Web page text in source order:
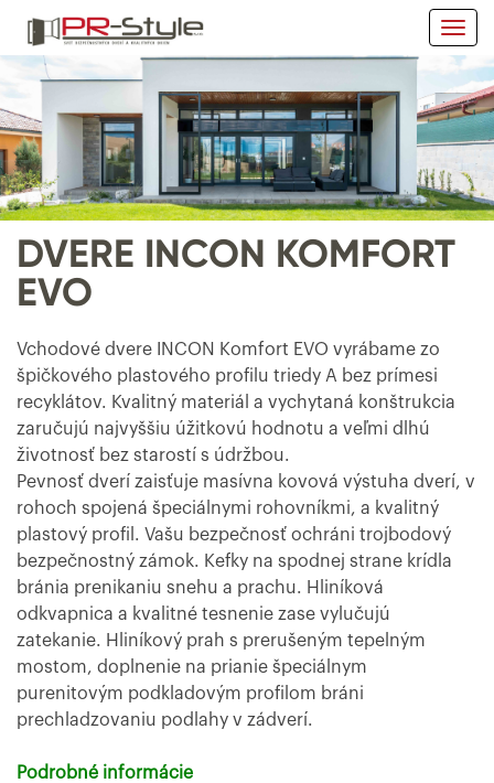
DVERE INCON KOMFORT
EVO
Vchodové dvere INCON Komfort EVO vyrábame zo
špičkového plastového profilu triedy A bez prímesi
recyklátov. Kvalitný materiál a vychytaná konštrukcia
zaručujú najvyššiu úžitkovú hodnotu a veľmi dlhú
životnosť bez starostí s údržbou.
Pevnosť dverí zaisťuje masívna kovová výstuha dverí, v
rohoch spojená špeciálnymi rohovníkmi, a kvalitný
plastový profil. Vašu bezpečnosť ochráni trojbodový
bezpečnostný zámok. Kefky na spodnej strane krídla
bránia prenikaniu snehu a prachu. Hliníková
odkvapnica a kvalitné tesnenie zase vylučujú
zatekanie. Hliníkový prah s prerušeným tepelným
mostom, doplnenie na prianie špeciálnym
purenitovým podkladovým profilom bráni
prechladzovaniu podlahy v zádverí.
Podrobné informácie